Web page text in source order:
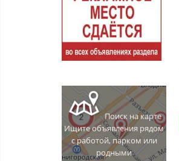
Поиск на карте
Ищите объявления рядом
с работой, парком или
родными